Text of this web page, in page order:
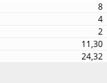
8
4
2
11,30
24,32